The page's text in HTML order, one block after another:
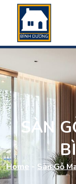
SÀN
Home - Sàn Gỗ